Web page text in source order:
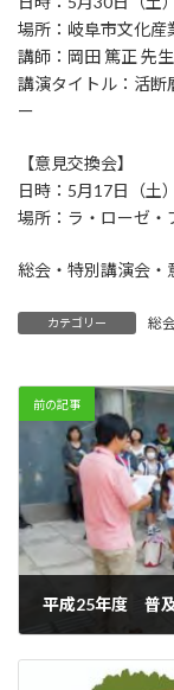
場所：岐阜市文化
講師：岡田 篤正 先
講演タイトル：活
ー
【意見交換会】
日時：5月17日（土
場所：ラ・ローゼ・
総会・特別講演会
カテゴリー 総
前の記事